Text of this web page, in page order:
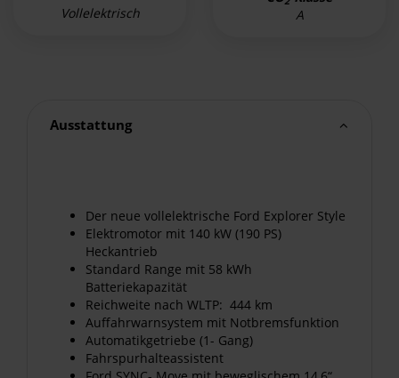
Vollelektrisch
A
Ausstattung
Der neue vollelektrische Ford Explorer Style
Elektromotor mit 140 kW (190 PS)
Heckantrieb
Standard Range mit 58 kWh
Batteriekapazität
Reichweite nach WLTP: 444 km
Auffahrwarnsystem mit Notbremsfunktion
Automatikgetriebe (1- Gang)
Fahrspurhalteassistent